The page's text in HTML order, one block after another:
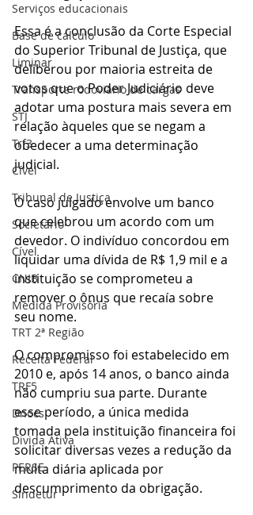
Serviços educacionais
Base de cálculo
Liminar
Transporte rodoviário de cargas
STJ
Trf3
Cível
Tribunal de Justiça
Societário
Cível
CNIB
Medida Provisória
TRT 2ª Região
Receita Federal
TRF5
Dnocs
Divida Ativa
PERSE
Sindetur
Essa é a conclusão da Corte Especial
do Superior Tribunal de Justiça, que
deliberou por maioria estreita de
votos que o Poder Judiciário deve
adotar uma postura mais severa em
relação àqueles que se negam a
obedecer a uma determinação
judicial.
O caso julgado envolve um banco
que celebrou um acordo com um
devedor. O indivíduo concordou em
liquidar uma dívida de R$ 1,9 mil e a
instituição se comprometeu a
remover o ônus que recaía sobre
seu nome.
O compromisso foi estabelecido em
2010 e, após 14 anos, o banco ainda
não cumpriu sua parte. Durante
esse período, a única medida
tomada pela instituição financeira foi
solicitar diversas vezes a redução da
multa diária aplicada por
descumprimento da obrigação.